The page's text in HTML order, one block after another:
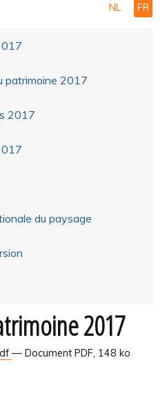
NL FR
patrimoine 2017
2017
du paysage
2017
— Document PDF, 148 ko